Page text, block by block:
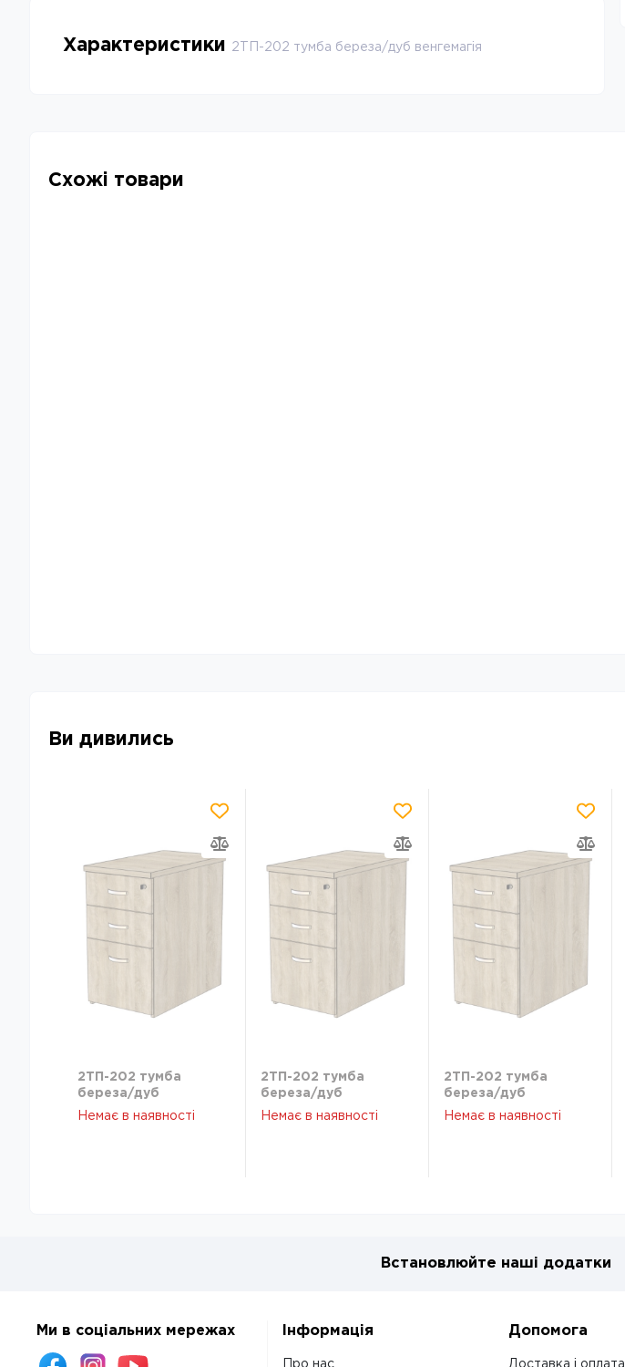
Характеристики 2ТП-202 тумба береза/дуб венгемагія
Схожі товари
Ви дивились
2ТП-202 тумба
береза/дуб
венгемагія
Немає в наявності
2ТП-202 тумба
береза/дуб
венгемагія
Немає в наявності
2ТП-202 тумба
береза/дуб
венгемагія
Немає в наявності
Встановлюйте наші додатки
Ми в соціальних мережах Інформація
Про нас
Допомога
Доставка і оплата